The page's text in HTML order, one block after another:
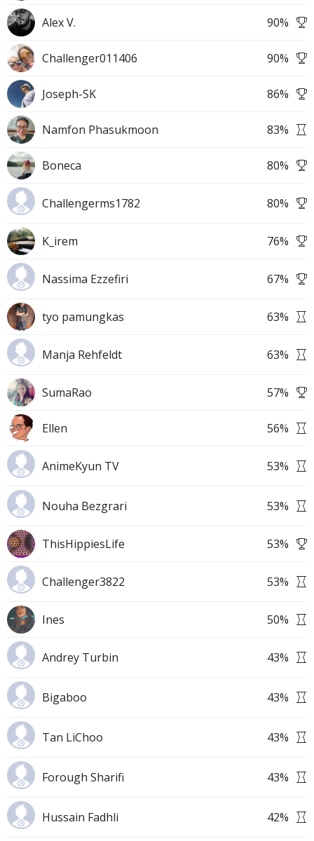
Alex V. 90%
Challenger011406 90%
Joseph-SK 86%
Namfon Phasukmoon 83%
Boneca 80%
Challengerms1782 80%
K_irem 76%
Nassima Ezzefiri 67%
tyo pamungkas 63%
Manja Rehfeldt 63%
SumaRao 57%
Ellen 56%
AnimeKyun TV 53%
Nouha Bezgrari 53%
ThisHippiesLife 53%
Challenger3822 53%
Ines 50%
Andrey Turbin 43%
Bigaboo 43%
Tan LiChoo 43%
Forough Sharifi 43%
Hussain Fadhli 42%